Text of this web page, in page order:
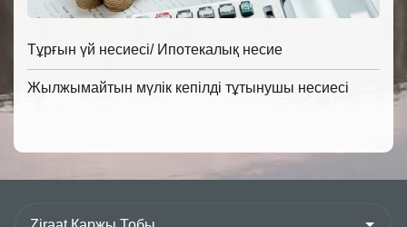
Тұрғын үй несиесі/ Ипотекалық несие
Жылжымайтын мүлік кепілді тұтынушы несиесі